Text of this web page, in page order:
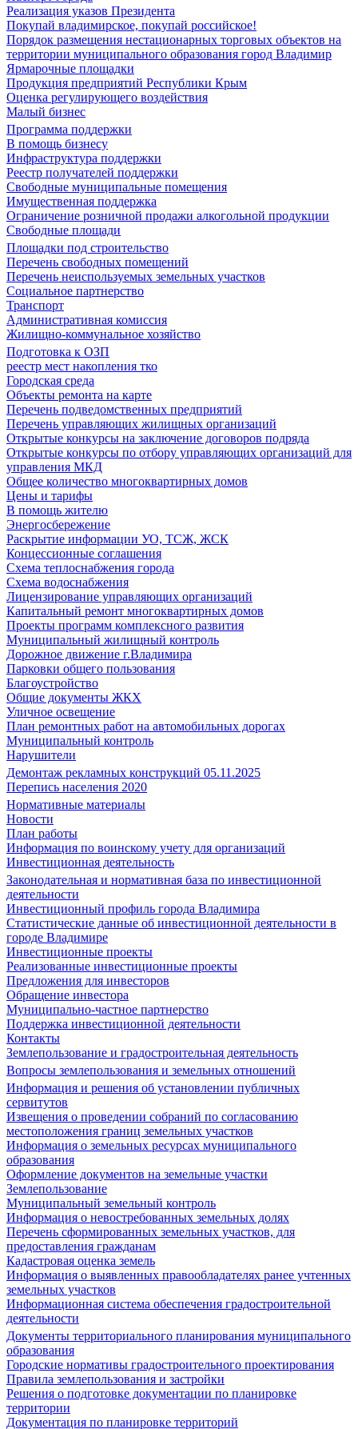
Реализация указов Президента
Покупай владимирское, покупай российское!
Порядок размещения нестационарных торговых объектов на
территории муниципального образования город Владимир
Ярмарочные площадки
Продукция предприятий Республики Крым
Оценка регулирующего воздействия
Малый бизнес
Программа поддержки
В помощь бизнесу
Инфраструктура поддержки
Реестр получателей поддержки
Свободные муниципальные помещения
Имущественная поддержка
Ограничение розничной продажи алкогольной продукции
Свободные площади
Площадки под строительство
Перечень свободных помещений
Перечень неиспользуемых земельных участков
Социальное партнерство
Транспорт
Административная комиссия
Жилищно-коммунальное хозяйство
Подготовка к ОЗП
реестр мест накопления тко
Городская среда
Объекты ремонта на карте
Перечень подведомственных предприятий
Перечень управляющих жилищных организаций
Открытые конкурсы на заключение договоров подряда
Открытые конкурсы по отбору управляющих организаций для
управления МКД
Общее количество многоквартирных домов
Цены и тарифы
В помощь жителю
Энергосбережение
Раскрытие информации УО, ТСЖ, ЖСК
Концессионные соглашения
Схема теплоснабжения города
Схема водоснабжения
Лицензирование управляющих организаций
Капитальный ремонт многоквартирных домов
Проекты программ комплексного развития
Муниципальный жилищный контроль
Дорожное движение г.Владимира
Парковки общего пользования
Благоустройство
Общие документы ЖКХ
Уличное освещение
План ремонтных работ на автомобильных дорогах
Муниципальный контроль
Нарушители
Демонтаж рекламных конструкций 05.11.2025
Перепись населения 2020
Нормативные материалы
Новости
План работы
Информация по воинскому учету для организаций
Инвестиционная деятельность
Законодательная и нормативная база по инвестиционной
деятельности
Инвестиционный профиль города Владимира
Статистические данные об инвестиционной деятельности в
городе Владимире
Инвестиционные проекты
Реализованные инвестиционные проекты
Предложения для инвесторов
Обращение инвестора
Муниципально-частное партнерство
Поддержка инвестиционной деятельности
Контакты
Землепользование и градостроительная деятельность
Вопросы землепользования и земельных отношений
Информация и решения об установлении публичных
сервитутов
Извещения о проведении собраний по согласованию
местоположения границ земельных участков
Информация о земельных ресурсах муниципального
образования
Оформление документов на земельные участки
Землепользование
Муниципальный земельный контроль
Информация о невостребованных земельных долях
Перечень сформированных земельных участков, для
предоставления гражданам
Кадастровая оценка земель
Информация о выявленных правообладателях ранее учтенных
земельных участков
Информационная система обеспечения градостроительной
деятельности
Документы территориального планирования муниципального
образования
Городские нормативы градостроительного проектирования
Правила землепользования и застройки
Решения о подготовке документации по планировке
территории
Документация по планировке территорий